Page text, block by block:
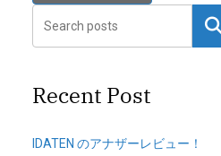
検索
Recent Post
IDATEN のアナザーレビュー！